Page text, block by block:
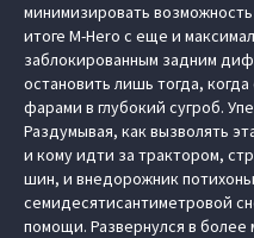
минимизировать
итоге M-Hero с еще и
заблокированным задним
остановить лишь тогда,
фарами в глубокий сугроб.
Раздумывая, как вызволять
и кому идти за трактором,
шин, и внедорожник
семидесятисантиметровой
помощи. Развернулся в